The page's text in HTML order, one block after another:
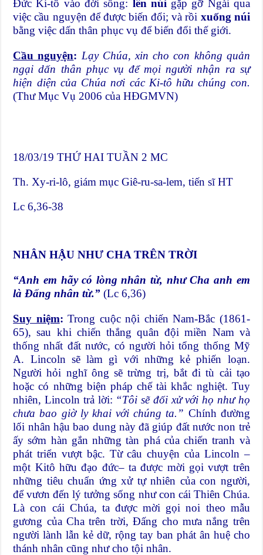
Đức Ki-tô vào đời sống: lên núi gặp gỡ Ngài qua
việc cầu nguyện để được biến đổi; và rồi xuống núi
bằng việc dấn thân phục vụ để biến đổi thế giới.
Cầu nguyện: Lạy Chúa, xin cho con không quản
ngại dấn thân phục vụ để mọi người nhận ra sự
hiện diện của Chúa nơi các Ki-tô hữu chúng con.
(Thư Mục Vụ 2006 của HĐGMVN)
18/03/19 THỨ HAI TUẦN 2 MC
Th. Xy-ri-lô, giám mục Giê-ru-sa-lem, tiến sĩ HT
Lc 6,36-38
NHÂN HẬU NHƯ CHA TRÊN TRỜI
“Anh em hãy có lòng nhân từ, như Cha anh em
là Đấng nhân từ.”(Lc 6,36)
Suy niệm: Trong cuộc nội chiến Nam-Bắc (1861-
65), sau khi chiến thắng quân đội miền Nam và
thống nhất đất nước, có người hỏi tổng thống Mỹ
A. Lincoln sẽ làm gì với những kẻ phiến loạn.
Người hỏi nghĩ ông sẽ trừng trị, bắt đi tù cải tạo
hoặc có những biện pháp chế tài khắc nghiệt. Tuy
nhiên, Lincoln trả lời: “Tôi sẽ đối xử với họ như họ
chưa bao giờ ly khai với chúng ta.” Chính đường
lối nhân hậu bao dung này đã giúp đất nước non trẻ
ấy sớm hàn gắn những tàn phá của chiến tranh và
phát triển vượt bậc. Từ câu chuyện của Lincoln –
một Kitô hữu đạo đức– ta được mời gọi vượt trên
những tiêu chuẩn ứng xử tự nhiên của con người,
để vươn đến lý tưởng sống như con cái Thiên Chúa.
Là con cái Chúa, ta được mời gọi noi theo mẫu
gương của Cha trên trời, Đấng cho mưa nắng trên
người lành lẫn kẻ dữ, rộng tay ban phát ân huệ cho
thánh nhân cũng như cho tội nhân.